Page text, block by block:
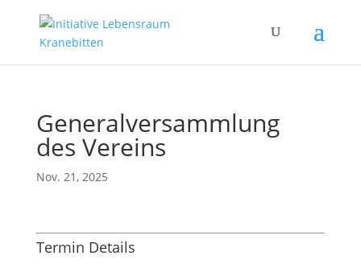
Generalversammlung
des Vereins
Nov. 21, 2025
Termin Details